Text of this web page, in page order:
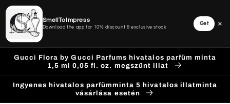
Ugrás a
tartalomhoz
Gucci Flora by Gucci Parfums hivatalos parfüm minta
1,5 ml 0,05 fl. oz. megszűnt illat
Ingyenes hivatalos parfümminta 5 hivatalos illatminta
vásárlása esetén
SmellToImpress
Download the app for 10% discount & exclusive stock
Get ×